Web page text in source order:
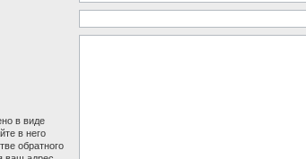
в виде
в него
обратного